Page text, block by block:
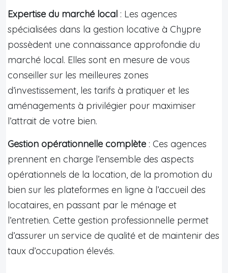
Expertise du marché local : Les agences
spécialisées dans la gestion locative à Chypre
possèdent une connaissance approfondie du
marché local. Elles sont en mesure de vous
conseiller sur les meilleures zones
d’investissement, les tarifs à pratiquer et les
aménagements à privilégier pour maximiser
l’attrait de votre bien.
Gestion opérationnelle complète : Ces agences
prennent en charge l’ensemble des aspects
opérationnels de la location, de la promotion du
bien sur les plateformes en ligne à l’accueil des
locataires, en passant par le ménage et
l’entretien. Cette gestion professionnelle permet
d’assurer un service de qualité et de maintenir des
taux d’occupation élevés.